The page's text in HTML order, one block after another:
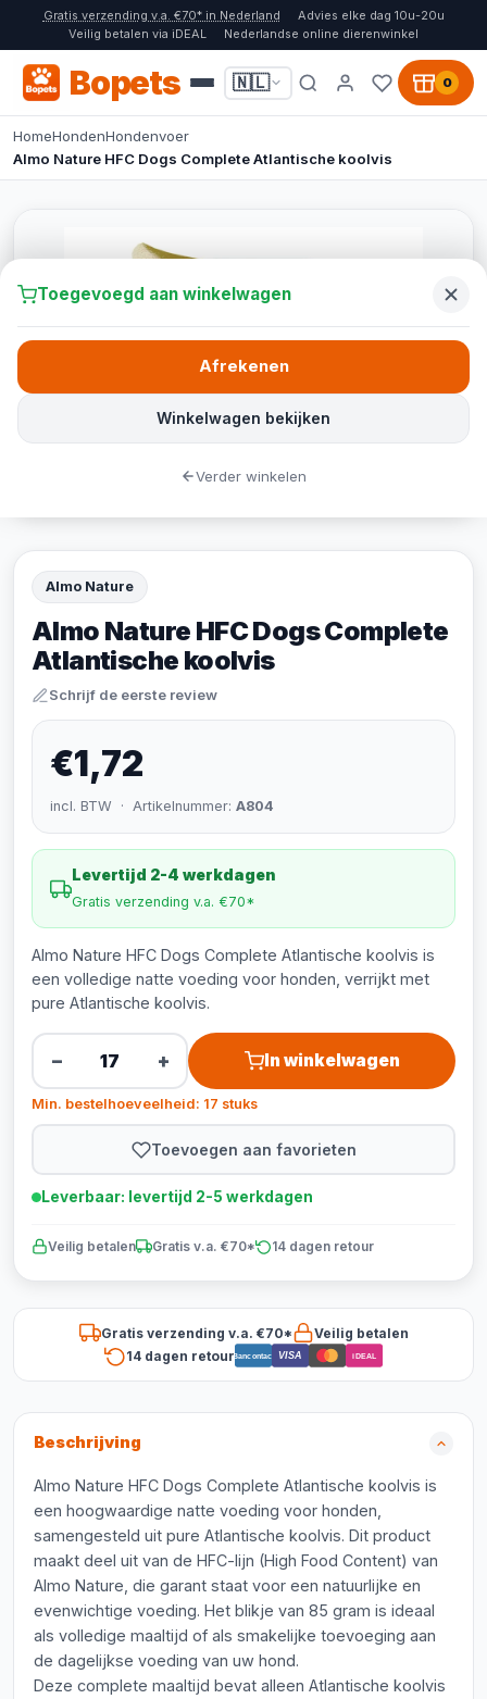
Gratis verzending v.a. €70* in Nederland
Advies elke dag 10u-20u
Veilig betalen via iDEAL
Nederlandse online dierenwinkel
Bopets 🇳🇱 0
HomeHondenHondenvoer
Almo Nature HFC Dogs Complete Atlantische koolvis
Almo Nature
Almo Nature HFC Dogs Complete
Atlantische koolvis
Schrijf de eerste review
€1,72
incl. BTW · Artikelnummer: A804
Levertijd 2-4 werkdagen
Gratis verzending v.a. €70*
Almo Nature HFC Dogs Complete Atlantische koolvis is
een volledige natte voeding voor honden, verrijkt met
pure Atlantische koolvis.
− + In winkelwagen
Min. bestelhoeveelheid: 17 stuks
Toevoegen aan favorieten
Leverbaar: levertijd 2-5 werkdagen
Veilig betalen Gratis v.a. €70* 14 dagen retour
Gratis verzending v.a. €70*
Veilig betalen
14 dagen retourBancontact VISA iDEAL
Beschrijving
Almo Nature HFC Dogs Complete Atlantische koolvis is
een hoogwaardige natte voeding voor honden,
samengesteld uit pure Atlantische koolvis. Dit product
maakt deel uit van de HFC-lijn (High Food Content) van
Almo Nature, die garant staat voor een natuurlijke en
evenwichtige voeding. Het blikje van 85 gram is ideaal
als volledige maaltijd of als smakelijke toevoeging aan
de dagelijkse voeding van uw hond.
Deze complete maaltijd bevat alleen Atlantische koolvis
Toegevoegd aan winkelwagen
Winkelwagen bekijken
Afrekenen
Verder winkelen